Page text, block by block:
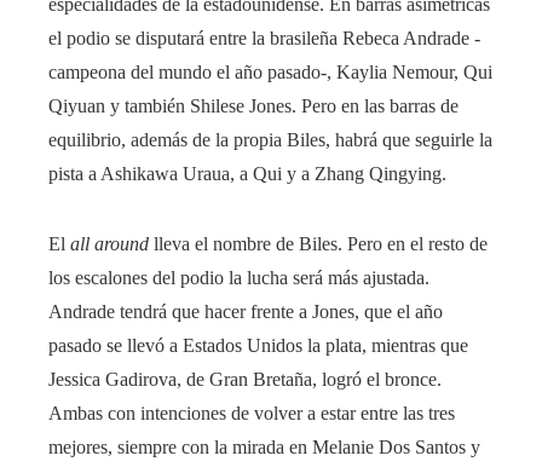
especialidades de la estadounidense. En barras asimétricas
el podio se disputará entre la brasileña Rebeca Andrade -
campeona del mundo el año pasado-, Kaylia Nemour, Qui
Qiyuan y también Shilese Jones. Pero en las barras de
equilibrio, además de la propia Biles, habrá que seguirle la
pista a Ashikawa Uraua, a Qui y a Zhang Qingying.
El all around lleva el nombre de Biles. Pero en el resto de
los escalones del podio la lucha será más ajustada.
Andrade tendrá que hacer frente a Jones, que el año
pasado se llevó a Estados Unidos la plata, mientras que
Jessica Gadirova, de Gran Bretaña, logró el bronce.
Ambas con intenciones de volver a estar entre las tres
mejores, siempre con la mirada en Melanie Dos Santos y